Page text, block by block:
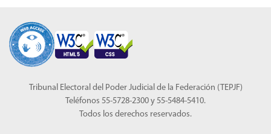
Tribunal Electoral del Poder Judicial de la Federación (TEPJF)
Teléfonos 55-5728-2300 y 55-5484-5410.
Todos los derechos reservados.